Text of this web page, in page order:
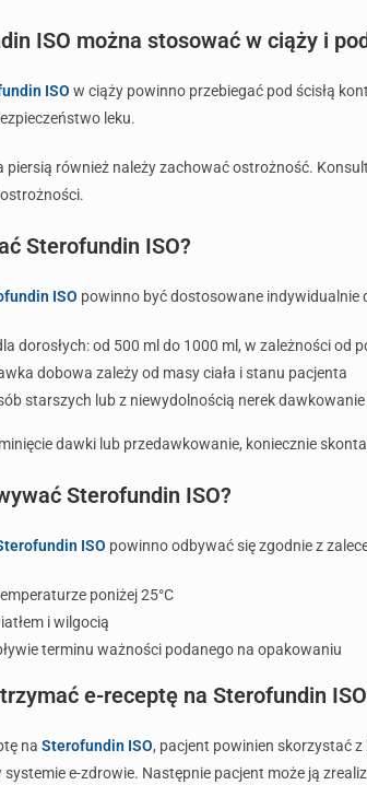
ISO można stosować w ciąży i
ISO w ciąży powinno przebiegać pod ścisłą
leku.
piersią również należy zachować ostrożność.
Sterofundin ISO?
ISO powinno być dostosowane
dorosłych: od 500 ml do 1000 ml, w zależności od
dobowa zależy od masy ciała i stanu pacjenta
starszych lub z niewydolnością nerek
dawki lub przedawkowanie, koniecznie
Sterofundin ISO?
ISO powinno odbywać się zgodnie z
poniżej 25°C
i wilgocią
terminu ważności podanego na opakowaniu
e-receptę na Sterofundin
na Sterofundin ISO, pacjent powinien skorzystać z
systemie e-zdrowie. Następnie pacjent może ją